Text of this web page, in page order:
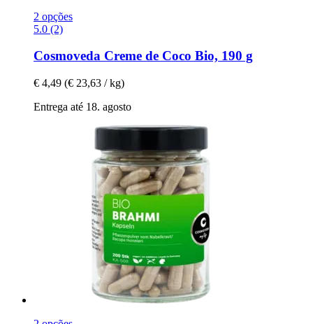
2 opções
5.0 (2)
Cosmoveda Creme de Coco Bio, 190 g
€ 4,49 (€ 23,63 / kg)
Entrega até 18. agosto